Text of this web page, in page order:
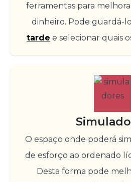
ferramentas para
dinheiro. Pode guardá-
tarde e selecionar quais
O espaço onde poderá
de esforço ao ordenado
Desta forma pode